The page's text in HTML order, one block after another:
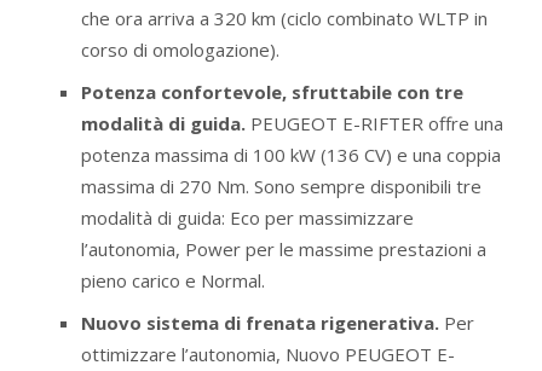
che ora arriva a 320 km (ciclo combinato WLTP in
corso di omologazione).
Potenza confortevole, sfruttabile con tre
modalità di guida.PEUGEOT E-RIFTER offre una
potenza massima di 100 kW (136 CV) e una coppia
massima di 270 Nm. Sono sempre disponibili tre
modalità di guida: Eco per massimizzare
l’autonomia, Power per le massime prestazioni a
pieno carico e Normal.
Nuovo sistema di frenata rigenerativa.Per
ottimizzare l’autonomia, Nuovo PEUGEOT E-